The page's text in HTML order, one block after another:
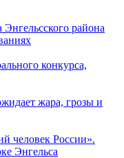
района
конкурса,
жара, грозы и
человек России».
Энгельса